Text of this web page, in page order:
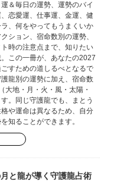
＆毎日の運勢、運勢のバイ
恋愛運、仕事運、金運、健
、何をやってもうまくいか
ション、宿命数別の運勢、
ト時の注意点まで、知りたい
この一冊が、あなたの2027
すための道しるべとなるで
龍別の運勢に加え、宿命数
大地・月・火・風・太陽・
。同じ守護龍でも、まとう
や運命は異なるため、自分
知ることができます。
と龍が導く守護龍占術